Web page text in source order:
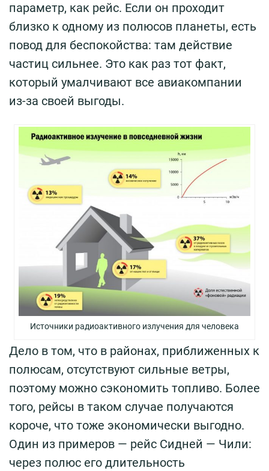
параметр, как рейс. Если он проходит
близко к одному из полюсов планеты, есть
повод для беспокойства: там действие
частиц сильнее. Это как раз тот факт,
который умалчивают все авиакомпании
из-за своей выгоды.
Источники радиоактивного излучения для человека
Дело в том, что в районах, приближенных к
полюсам, отсутствуют сильные ветры,
поэтому можно сэкономить топливо. Более
того, рейсы в таком случае получаются
короче, что тоже экономически выгодно.
Один из примеров — рейс Сидней — Чили:
через полюс его длительность